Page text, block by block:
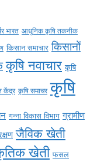
भारत आधुनिक कृषि तकनीक
किसान समाचार किसानों
कृषि नवाचार कृषि
केंद्र कृषि समाचर कृषि
गन्ना विकास विभाग ग्रामीण
जैविक खेती
खेती फसल